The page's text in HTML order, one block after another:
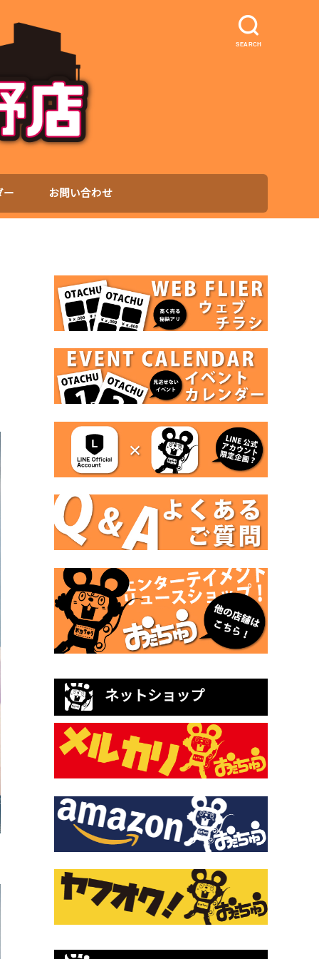
SEARCH
ー お問い合わせ
ネットショップ